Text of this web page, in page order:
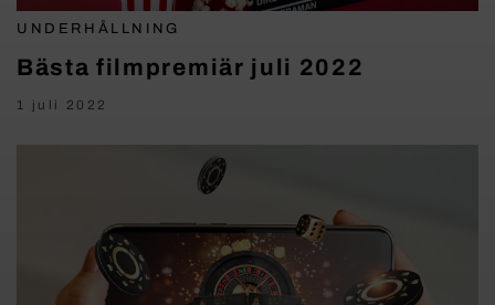
UNDERHÅLLNING
Bästa filmpremiär juli 2022
1 juli 2022